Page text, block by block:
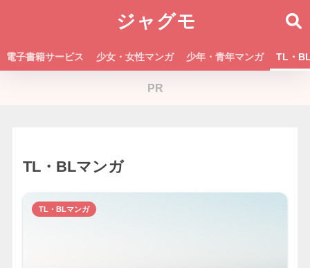
ジャグモ
電子書籍サービス 少女・女性マンガ 少年・青年マンガ TL・
PR
TL・BLマンガ
TL・BLマンガ